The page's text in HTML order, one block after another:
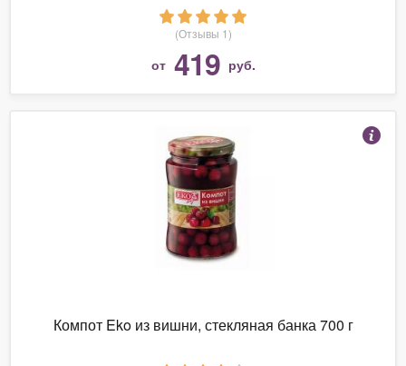
стеклянная банка 720 мл
(Отзывы 1)
от 419 руб.
Компот Eko из вишни, стекляная банка 700 г